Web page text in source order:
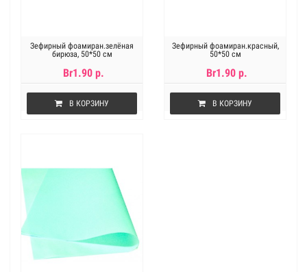
Зефирный фоамиран.зелёная
бирюза, 50*50 см
Br1.90 р.
В КОРЗИНУ
Зефирный фоамиран.красный,
50*50 см
Br1.90 р.
В КОРЗИНУ